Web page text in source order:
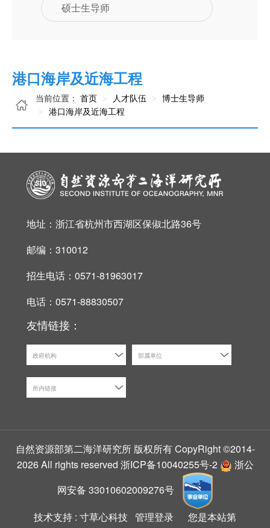
硕士生导师
港口海岸及近海工程
当前位置： 首页 人才队伍
博士生导师
港口海岸及近海工程
地址：浙江省杭州市西湖区保俶北路36号
邮编：310012
招生电话：0571-81963017
电话：0571-88830507
友情链接：
政府机构 部属单位
所内链接
自然资源部第二海洋研究所 版权所有 CopyRight ©2014-
2026 All rights reserved 浙ICP备10040255号-2
浙公
网安备 33010602009276号
技术支持 : 寸草心科技 管理登录
您是本站第